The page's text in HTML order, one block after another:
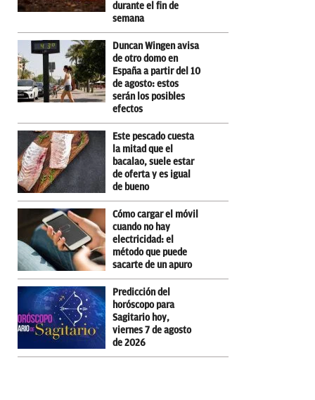
durante el fin de
semana
Duncan Wingen avisa
de otro domo en
España a partir del 10
de agosto: estos
serán los posibles
efectos
Este pescado cuesta
la mitad que el
bacalao, suele estar
de oferta y es igual
de bueno
Cómo cargar el móvil
cuando no hay
electricidad: el
método que puede
sacarte de un apuro
Predicción del
horóscopo para
Sagitario hoy,
viernes 7 de agosto
de 2026